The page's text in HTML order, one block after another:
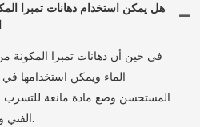
الماء ويمكن استخدامها
المستحسن وضع مادة مانعة للتسرب
الفني ومنع أضرار الطقس.